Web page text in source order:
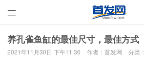

养孔雀鱼缸的最佳尺寸，最佳方式
2021年11月30日 下午11:36 作者：首发网 分类：